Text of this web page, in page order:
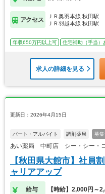
アクセス
ＪＲ奥羽本線 秋田駅
ＪＲ羽越本線 秋田駅
年収650万円以上可 住宅補助（手当）
求人の詳細を見る
更新日：2026年4月15日
パート・アルバイト 調剤薬局 募
あい薬局 中町店 シー・シー・コ
【秋田県大館市】社員
ャリアアップ
給与 【時給】2,000円～